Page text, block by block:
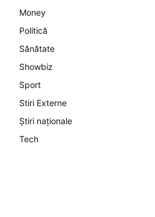
Money
Politică
Sănătate
Showbiz
Sport
Stiri Externe
Știri naționale
Tech